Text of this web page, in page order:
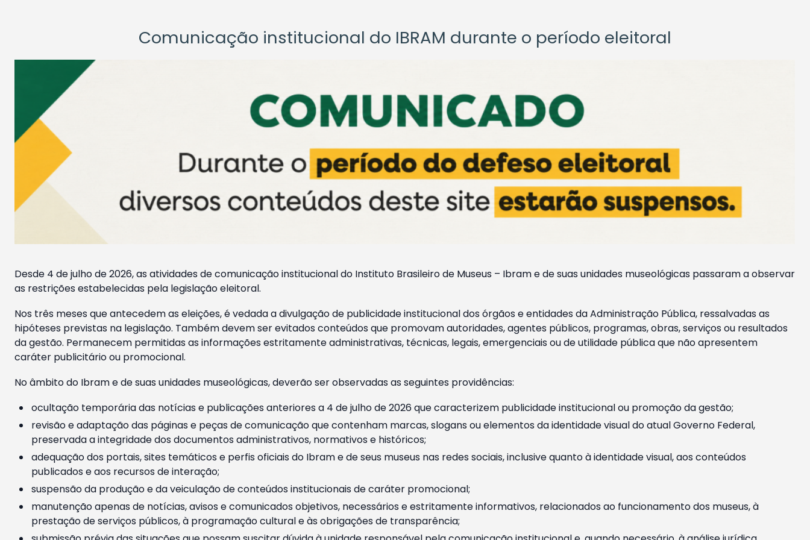
Comunicação institucional do IBRAM durante o período eleitoral
Desde 4 de julho de 2026, as atividades de comunicação institucional do Instituto Brasileiro de Museus – Ibram e de suas unidades museológicas passaram a observar
as restrições estabelecidas pela legislação eleitoral.
Nos três meses que antecedem as eleições, é vedada a divulgação de publicidade institucional dos órgãos e entidades da Administração Pública, ressalvadas as
hipóteses previstas na legislação. Também devem ser evitados conteúdos que promovam autoridades, agentes públicos, programas, obras, serviços ou resultados
da gestão. Permanecem permitidas as informações estritamente administrativas, técnicas, legais, emergenciais ou de utilidade pública que não apresentem
caráter publicitário ou promocional.
No âmbito do Ibram e de suas unidades museológicas, deverão ser observadas as seguintes providências:
ocultação temporária das notícias e publicações anteriores a 4 de julho de 2026 que caracterizem publicidade institucional ou promoção da gestão;
revisão e adaptação das páginas e peças de comunicação que contenham marcas, slogans ou elementos da identidade visual do atual Governo Federal,
preservada a integridade dos documentos administrativos, normativos e históricos;
adequação dos portais, sites temáticos e perfis oficiais do Ibram e de seus museus nas redes sociais, inclusive quanto à identidade visual, aos conteúdos
publicados e aos recursos de interação;
suspensão da produção e da veiculação de conteúdos institucionais de caráter promocional;
manutenção apenas de notícias, avisos e comunicados objetivos, necessários e estritamente informativos, relacionados ao funcionamento dos museus, à
prestação de serviços públicos, à programação cultural e às obrigações de transparência;